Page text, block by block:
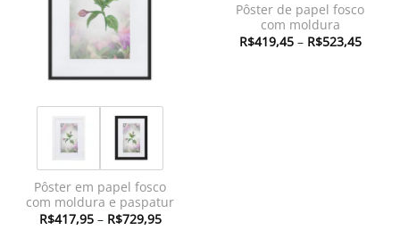
Pôster de papel fosco
com moldura
R$419,45 – R$523,45Faixa
de
Pôster em papel fosco
com moldura e paspatur
R$417,95 – R$729,95Faixa
de